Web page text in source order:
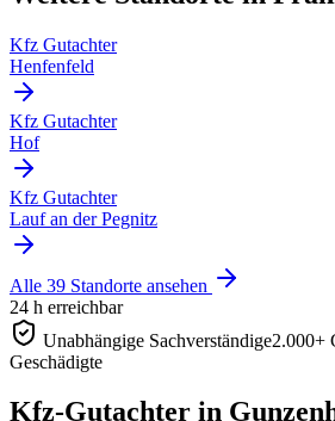
Kfz Gutachter
Henfenfeld
Kfz Gutachter
Hof
Kfz Gutachter
Lauf an der Pegnitz
Alle 39 Standorte ansehen
24 h erreichbar
Unabhängige Sachverständige2.000+
Geschädigte
Kfz-Gutachter in